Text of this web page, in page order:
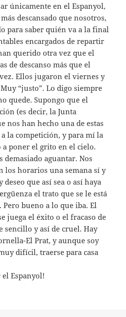
únicamente en el Espanyol,
descansado que nosotros,
para saber quién va a la final
encargados de repartir
querido otra vez que el
de descanso más que el
Ellos jugaron el viernes y
“justo”. Lo digo siempre
quede. Supongo que el
(es decir, la Junta
nos han hecho una de estas
la competición, y para mí la
poner el grito en el cielo.
demasiado aguantar. Nos
los horarios una semana sí y
que así sea o así haya
el trato que se le está
bueno a lo que iba. El
juega el éxito o el fracaso de
sencillo y así de cruel. Hay
El Prat, y aunque soy
difícil, traerse para casa
Espanyol!